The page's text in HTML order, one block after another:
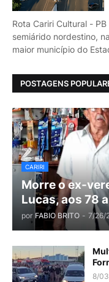
Rota Cariri Cultural -
semiárido nordestino,
maior município do
POSTAGENS
CARIRI
Morre o ex-
Lucas, aos 78
por FABIO BRITO - 7/26/
8/